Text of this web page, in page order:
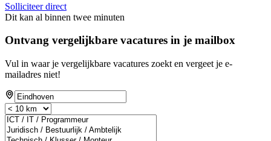
Solliciteer direct
Dit kan al binnen twee minuten
Ontvang vergelijkbare vacatures in je mailbox
Vul in waar je vergelijkbare vacatures zoekt en vergeet je e-
mailadres niet!